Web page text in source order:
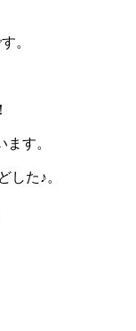
。
す。
した♪。